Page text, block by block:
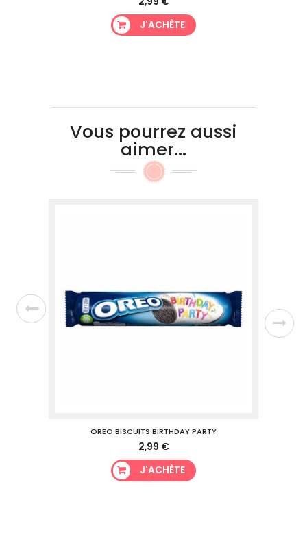
J'ACHÈTE
Vous pourrez aussi
aimer...
OREO BISCUITS BIRTHDAY PARTY
2,99 €
J'ACHÈTE